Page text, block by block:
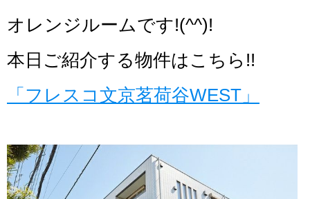
オレンジルームです!(^^)!
本日ご紹介する物件はこちら!!
「フレスコ文京茗荷谷WEST」